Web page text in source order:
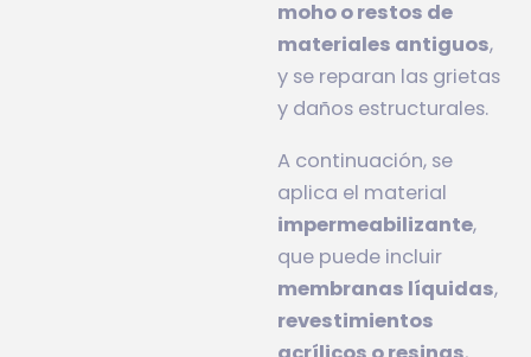
moho o restos de
materiales antiguos,
y se reparan las grietas
y daños estructurales.
A continuación, se
aplica el material
impermeabilizante,
que puede incluir
membranas líquidas,
revestimientos